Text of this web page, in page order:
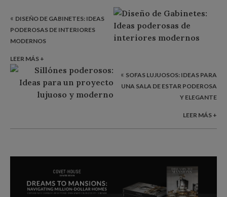
« DISEÑO DE GABINETES: IDEAS
PODEROSAS DE INTERIORES
MODERNOS
LEER MÁS +
« SOFAS LUJUOSOS: IDEAS PARA
UNA SALA DE ESTAR PODEROSA
Y ELEGANTE
LEER MÁS +